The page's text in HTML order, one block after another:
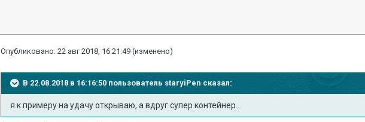
Опубликовано:22 авг 2018, 16:21:49 (изменено)
В 22.08.2018 в 16:16:50 пользователь staryiPen сказал:
я к примеру на удачу открываю, а вдруг супер контейнер...